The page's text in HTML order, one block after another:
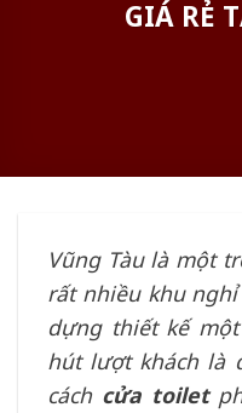
GIÁ RẺ
Vũng Tàu là một
rất nhiều khu
dựng thiết kế
hút lượt khách là
cách cửa toilet